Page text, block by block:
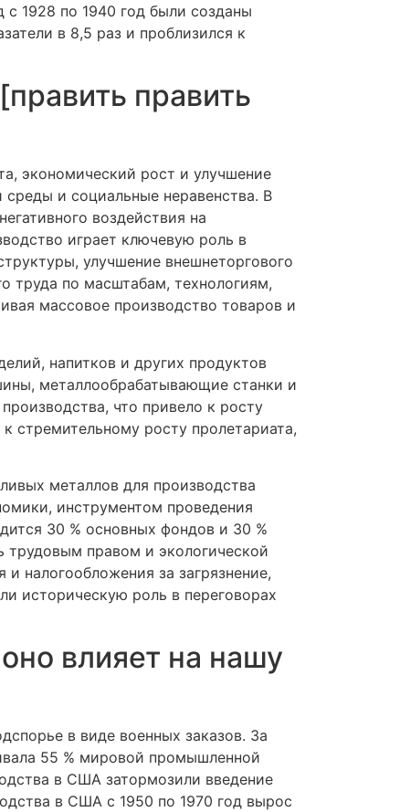
1928 по 1940 год были созданы
в 8,5 раз и проблизился к
править
экономический рост и улучшение
и социальные неравенства. В
воздействия на
играет ключевую роль в
улучшение внешнеторгового
труда по масштабам, технологиям,
массовое производство товаров и
напитков и других продуктов
металлообрабатывающие станки и
что привело к росту
стремительному росту пролетариата,
металлов для производства
инструментом проведения
30 % основных фондов и 30 %
правом и экологической
налогообложения за загрязнение,
историческую роль в переговорах
влияет на нашу
в виде военных заказов. За
55 % мировой промышленной
в США затормозили введение
в США с 1950 по 1970 год вырос